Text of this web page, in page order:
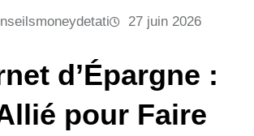
27 juin 2026
d’Épargne :
pour Faire